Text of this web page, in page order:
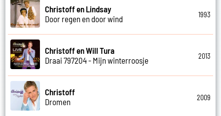
Christoff en Lindsay
Door regen en door wind
1993
Christoff en Will Tura
Draai 797204 - Mijn winterroosje
2013
Christoff
Dromen
2009